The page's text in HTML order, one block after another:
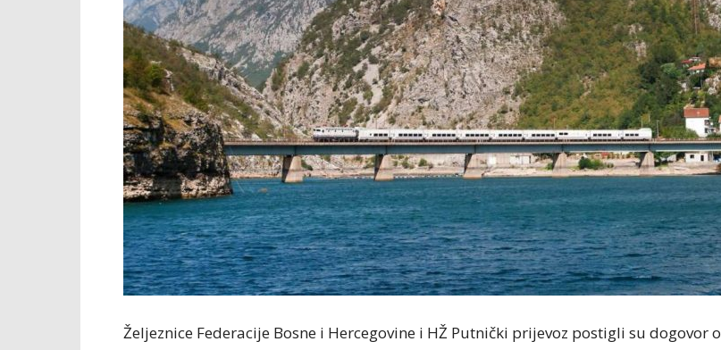
Željeznice Federacije Bosne i Hercegovine i HŽ Putnički prijevoz postigli su dogovor o